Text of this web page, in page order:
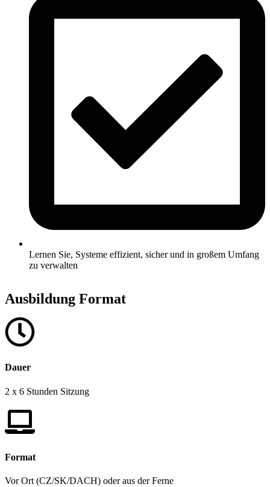
Lernen Sie, Systeme effizient, sicher und in großem Umfang
zu verwalten
Ausbildung Format
Dauer
2 x 6 Stunden Sitzung
Format
Vor Ort (CZ/SK/DACH) oder aus der Ferne